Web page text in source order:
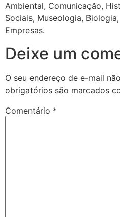
Ambiental, Comunicação,
Sociais, Museologia,
Empresas.
Deixe um
O seu endereço de e-mail
obrigatórios são marcados
Comentário *